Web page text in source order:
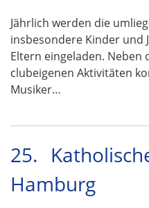
Jährlich werden die
insbesondere Kinder und
Eltern eingeladen.
clubeigenen Aktivitäten
Musiker…
25.
Hamburg